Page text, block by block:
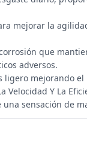
mejorar la
que
adversos.
ligero mejorando
Velocidad Y La
sensación de